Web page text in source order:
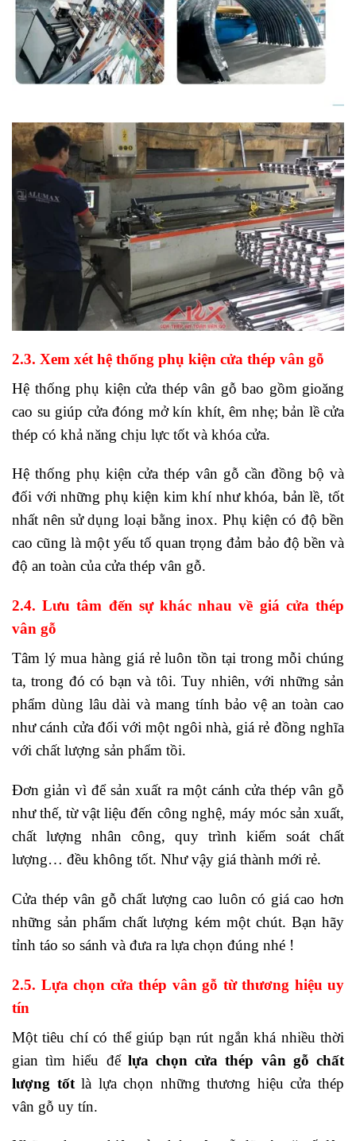
2.3. Xem xét hệ thống phụ kiện cửa thép vân gỗ
Hệ thống phụ kiện cửa thép vân gỗ bao gồm gioăng
cao su giúp cửa đóng mở kín khít, êm nhẹ; bản lề cửa
thép có khả năng chịu lực tốt và khóa cửa.
Hệ thống phụ kiện cửa thép vân gỗ cần đồng bộ và
đối với những phụ kiện kim khí như khóa, bản lề, tốt
nhất nên sử dụng loại bằng inox. Phụ kiện có độ bền
cao cũng là một yếu tố quan trọng đảm bảo độ bền và
độ an toàn của cửa thép vân gỗ.
2.4. Lưu tâm đến sự khác nhau về giá cửa thép
vân gỗ
Tâm lý mua hàng giá rẻ luôn tồn tại trong mỗi chúng
ta, trong đó có bạn và tôi. Tuy nhiên, với những sản
phẩm dùng lâu dài và mang tính bảo vệ an toàn cao
như cánh cửa đối với một ngôi nhà, giá rẻ đồng nghĩa
với chất lượng sản phẩm tồi.
Đơn giản vì để sản xuất ra một cánh cửa thép vân gỗ
như thế, từ vật liệu đến công nghệ, máy móc sản xuất,
chất lượng nhân công, quy trình kiểm soát chất
lượng… đều không tốt. Như vậy giá thành mới rẻ.
Cửa thép vân gỗ chất lượng cao luôn có giá cao hơn
những sản phẩm chất lượng kém một chút. Bạn hãy
tỉnh táo so sánh và đưa ra lựa chọn đúng nhé !
2.5. Lựa chọn cửa thép vân gỗ từ thương hiệu uy
tín
Một tiêu chí có thể giúp bạn rút ngắn khá nhiều thời
gian tìm hiểu để lựa chọn cửa thép vân gỗ chất
lượng tốtlà lựa chọn những thương hiệu cửa thép
vân gỗ uy tín.